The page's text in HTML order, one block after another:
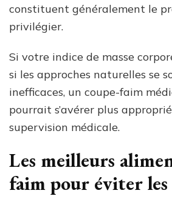
constituent généralement le
privilégier.
Si votre indice de masse
si les approches naturelles se
inefficaces, un coupe-faim
pourrait s’avérer plus
supervision médicale.
Les meilleurs
faim pour éviter